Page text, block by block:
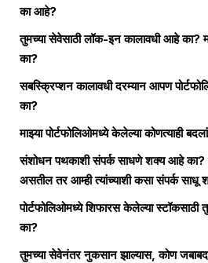
का आहे?
तुमच्या सेवेसाठी लॉक-इन कालावधी आहे का?
का?
सबस्क्रिप्शन कालावधी दरम्यान आपण
का?
माझ्या पोर्टफोलिओमध्ये केलेल्या कोणत्याही
संशोधन पथकाशी संपर्क साधणे शक्य आहे का?
असतील तर आम्ही त्यांच्याशी कसा संपर्क साधू
पोर्टफोलिओमध्ये शिफारस केलेल्या स्टॉकसाठी
का?
तुमच्या सेवेनंतर नुकसान झाल्यास, कोण